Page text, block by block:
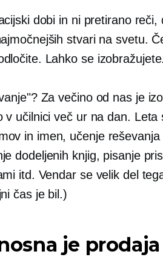
dobi in ni pretirano reči,
stvari na svetu.
Lahko se
Za večino od nas je
v učilnici več ur na dan. Leta
in imen, učenje
dodeljenih knjig, pisanje
itd. Vendar se velik del
čas je bil.)
je